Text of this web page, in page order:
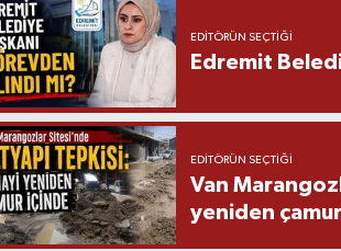
EDITÖRÜN SEÇTIĞI
Edremit
EDITÖRÜN SEÇTIĞI
Van
yeniden